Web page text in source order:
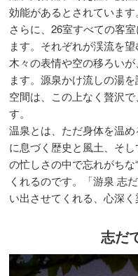
効能があるとされています。
さらに、26室すべての客
ます。それぞれが渓流を
木々の表情や空の移ろい
ます。源泉かけ流しの湯
空間は、この上なく贅沢
す。
温泉とは、ただ身体を温
に息づく歴史と風土、そ
の忙しさの中で忘れがち
くれるのです。「游泉 志
い出させてくれる、心深く
志だ